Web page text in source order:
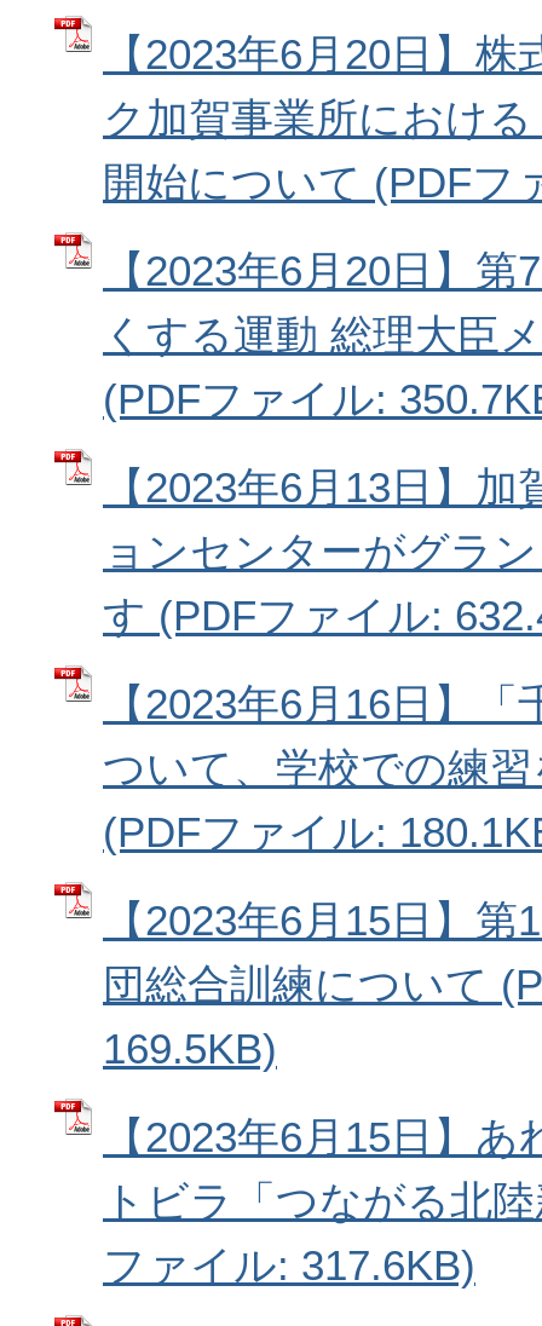
【2023年6月20日】
ク加賀事業所におけ
開始について (PDFフ
【2023年6月20日】
くする運動 総理大臣
(PDFファイル:
【2023年6月13日】
ョンセンターがグラ
す (PDFファイル:
【2023年6月16日】
ついて、学校での練
(PDFファイル:
【2023年6月15日】
団総合訓練について
169.5KB)
【2023年6月15日】
トビラ「つながる北
ファイル: 317.6KB)